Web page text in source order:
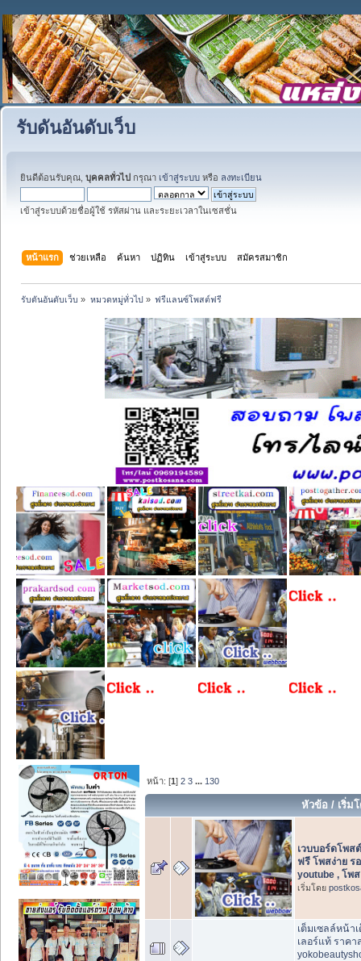
รับดันอันดับเว็บ
ยินดีต้อนรับคุณ, บุคคลทั่วไป กรุณา เข้าสู่ระบบ หรือ ลงทะเบียน
เข้าสู่ระบบด้วยชื่อผู้ใช้ รหัสผ่าน และระยะเวลาในเซสชั่น
หน้าแรก ช่วยเหลือ ค้นหา ปฏิทิน เข้าสู่ระบบ สมัครสมาชิก
รับดันอันดับเว็บ » หมวดหมู่ทั่วไป» ฟรีแลนซ์โพสต์ฟรี
หน้า: [1]2 3 ... 130
หัวข้อ / เริ่ม
เวบบอร์ดโพส
ฟรี โพสง่าย ร
youtube , โพ
เริ่มโดย
เต็มเซลล์หน้า
เลอร์แท้ ราคา